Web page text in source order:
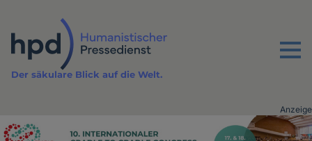
Inhalt
Menu
Der säkulare Blick auf die Welt.
Advertising
Anzeige